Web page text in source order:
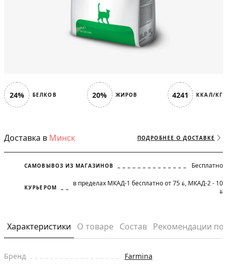
24% БЕЛКОВ 20% ЖИРОВ 4241 ККАЛ/КГ
Доставка в Минск ПОДРОБНЕЕ О ДОСТАВКЕ
САМОВЫВОЗ ИЗ МАГАЗИНОВ Бесплатно
КУРЬЕРОМ в пределах МКАД-1 бесплатно от 75 BYN, МКАД-2 - 10
BYN
Характеристики О товаре Состав Рекомендации
Бренд
Farmina